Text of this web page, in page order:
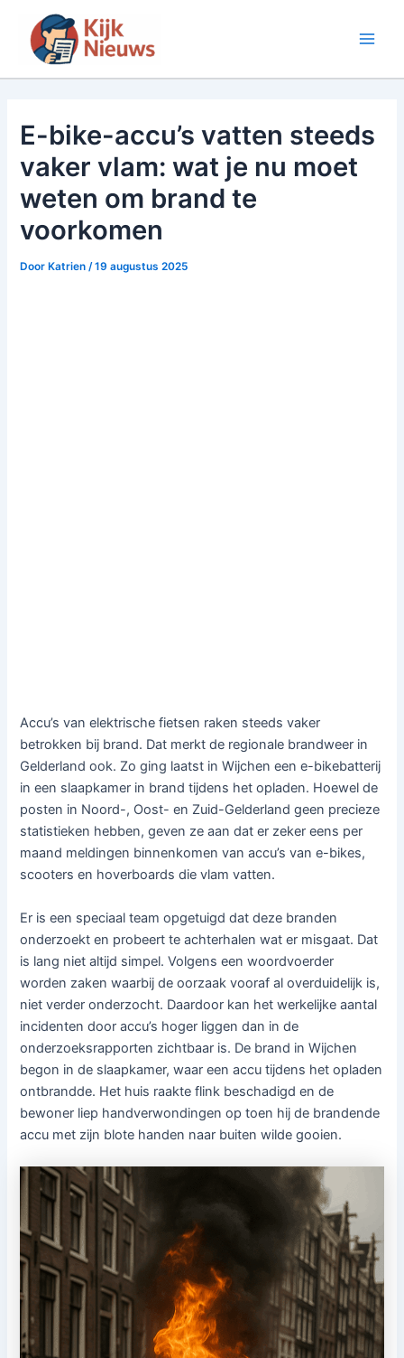
inhoud
E-bike-accu’s vatten steeds
vaker vlam: wat je nu moet
weten om brand te
voorkomen
Door Katrien/19 augustus 2025
Accu’s van elektrische fietsen raken steeds vaker
betrokken bij brand. Dat merkt de regionale brandweer in
Gelderland ook. Zo ging laatst in Wijchen een e-bikebatterij
in een slaapkamer in brand tijdens het opladen. Hoewel de
posten in Noord-, Oost- en Zuid-Gelderland geen precieze
statistieken hebben, geven ze aan dat er zeker eens per
maand meldingen binnenkomen van accu’s van e-bikes,
scooters en hoverboards die vlam vatten.
Er is een speciaal team opgetuigd dat deze branden
onderzoekt en probeert te achterhalen wat er misgaat. Dat
is lang niet altijd simpel. Volgens een woordvoerder
worden zaken waarbij de oorzaak vooraf al overduidelijk is,
niet verder onderzocht. Daardoor kan het werkelijke aantal
incidenten door accu’s hoger liggen dan in de
onderzoeksrapporten zichtbaar is. De brand in Wijchen
begon in de slaapkamer, waar een accu tijdens het opladen
ontbrandde. Het huis raakte flink beschadigd en de
bewoner liep handverwondingen op toen hij de brandende
accu met zijn blote handen naar buiten wilde gooien.